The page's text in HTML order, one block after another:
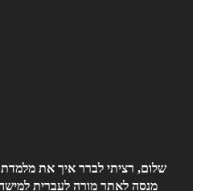
שלום, רציתי לברר איך את מלמדת
מנסה לאתר מורה לעברית